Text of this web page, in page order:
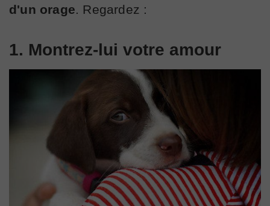
d'un orage . Regardez :
1. Montrez-lui votre amour